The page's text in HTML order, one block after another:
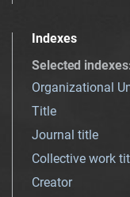
Indexes
Selected indexes
Organizational
Title
Journal title
Collective work
Creator